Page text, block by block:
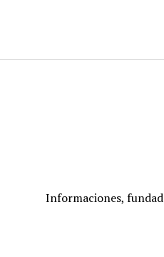
Informaciones,